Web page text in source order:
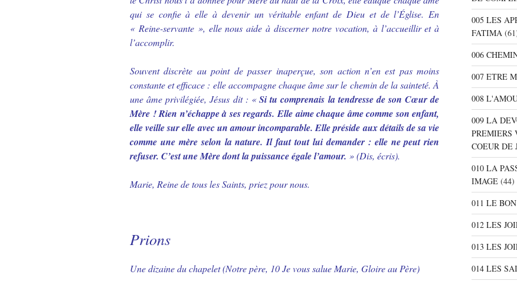
qui se confie à elle à devenir un véritable enfant de Dieu et de l’Église. En
« Reine-servante », elle nous aide à discerner notre vocation, à l’accueillir et à
l’accomplir.
Souvent discrète au point de passer inaperçue, son action n’en est pas moins
constante et efficace : elle accompagne chaque âme sur le chemin de la sainteté. À
une âme privilégiée, Jésus dit : «Si tu comprenais la tendresse de son Cœur de
Mère ! Rien n’échappe à ses regards. Elle aime chaque âme comme son enfant,
elle veille sur elle avec un amour incomparable. Elle préside aux détails de sa vie
comme une mère selon la nature. Il faut tout lui demander : elle ne peut rien
refuser. C’est une Mère dont la puissance égale l’amour. » (Dis, écris).
Marie, Reine de tous les Saints, priez pour nous.
Prions
Une dizaine du chapelet (Notre père, 10 Je vous salue Marie, Gloire au Père)
005 LES
FATIMA
006
007 ETRE
008
009 LA
PREMIERS
COEUR DE
010 LA
IMAGE(44)
011 LE
012 LES
013 LES
014 LES